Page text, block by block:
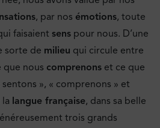
, par nos émotions, toute
faisaient sens pour nous. D’une
sorte de milieu qui circule entre
que nous comprenons et ce que
sentons », « comprenons » et
langue française, dans sa belle
trois grands